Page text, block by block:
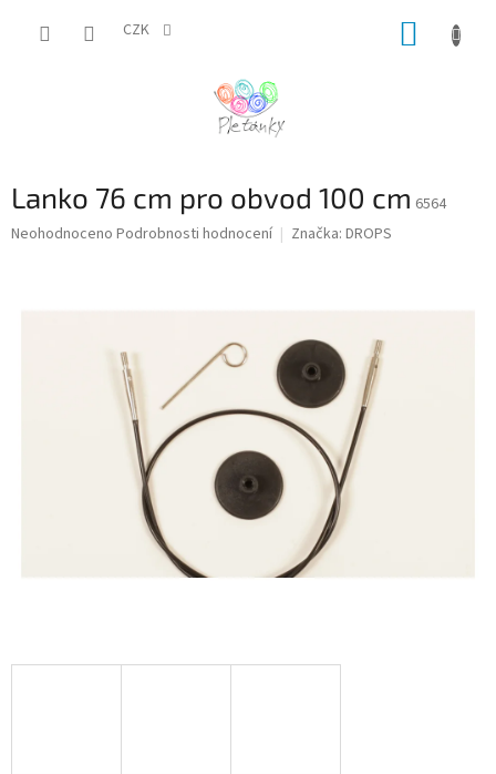
CZK
Lanko 76 cm pro obvod 100 cm 6564
Průměrné
Neohodnoceno Podrobnosti hodnocení Značka: DROPS